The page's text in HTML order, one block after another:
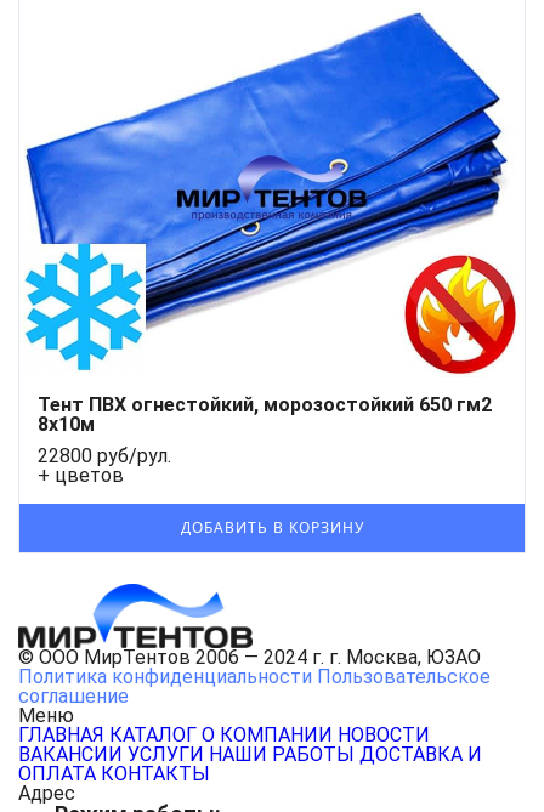
Тент ПВХ огнестойкий, морозостойкий 650 гм2
8х10м
22800 руб/рул.
+ цветов
© ООО МирТентов 2006 — 2024 г. г. Москва, ЮЗАО
Политика конфиденциальности Пользовательское
соглашение
Меню
ГЛАВНАЯ КАТАЛОГ О КОМПАНИИ НОВОСТИ
ВАКАНСИИ УСЛУГИ НАШИ РАБОТЫ ДОСТАВКА И
ОПЛАТА КОНТАКТЫ
Адрес